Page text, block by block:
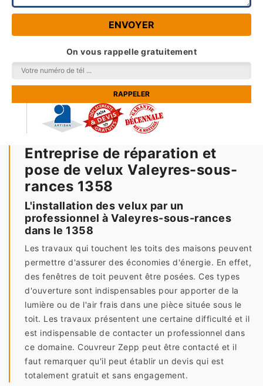
On vous rappelle gratuitement
Entreprise de réparation et
pose de velux Valeyres-sous-
rances 1358
L'installation des velux par un
professionnel à Valeyres-sous-rances
dans le 1358
Les travaux qui touchent les toits des maisons peuvent
permettre d'assurer des économies d'énergie. En effet,
des fenêtres de toit peuvent être posées. Ces types
d'ouverture sont indispensables pour apporter de la
lumière ou de l'air frais dans une pièce située sous le
toit. Les travaux présentent une certaine difficulté et il
est indispensable de contacter un professionnel dans
ce domaine. Couvreur Zepp peut être contacté et il
faut remarquer qu'il peut établir un devis qui est
totalement gratuit et sans engagement.